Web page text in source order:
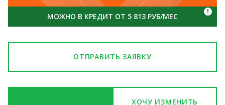
МОЖНО В КРЕДИТ ОТ 5 813 РУБ/МЕС
!
ХОЧУ ИЗМЕНИТЬ
ОТПРАВИТЬ ЗАЯВКУ